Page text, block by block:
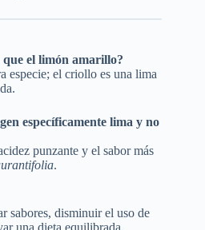
el limón amarillo?
especie; el criollo es una lima
específicamente lima y no
punzante y el sabor más
.
sabores, disminuir el uso de
una dieta equilibrada.